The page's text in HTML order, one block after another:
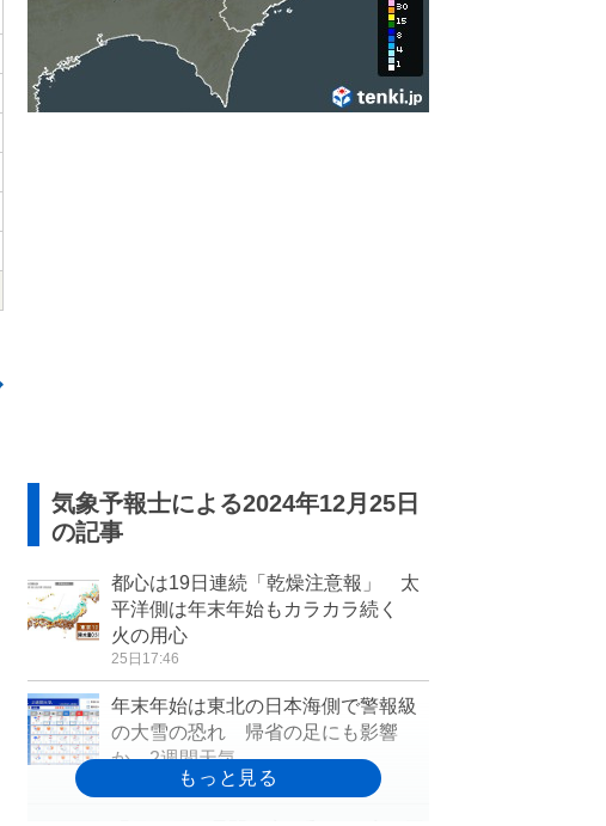
気象予報士による2024年12月25日
の記事
都心は19日連続「乾燥注意報」 太
平洋側は年末年始もカラカラ続く
火の用心
25日17:46
年末年始は東北の日本海側で警報級
の大雪の恐れ 帰省の足にも影響
か 2週間天気